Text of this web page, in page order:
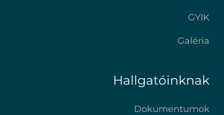
GYIK
Galéria
Hallgatóinknak
Dokumentumok